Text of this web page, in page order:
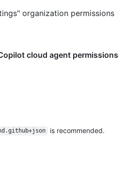
organization permissions
cloud agent permissions
is recommended.